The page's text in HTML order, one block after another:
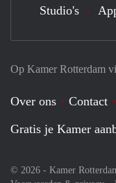
Op Kamer Rotterdam
Over ons Contact
Gratis je Kamer
© 2026 - Kamer
Studio's